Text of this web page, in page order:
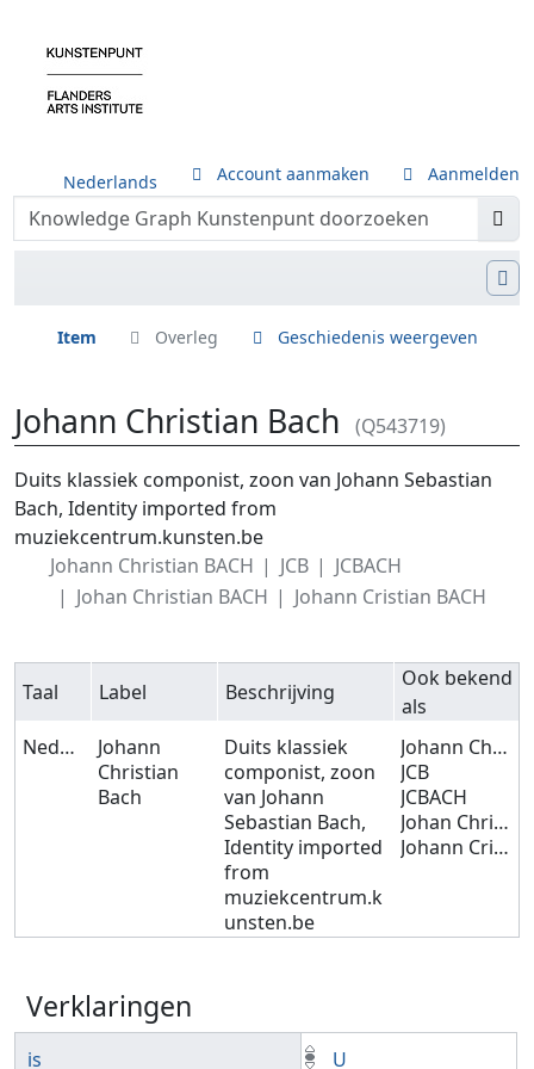
Nederlands Account aanmaken Aanmelden
Item Overleg Geschiedenis weergeven
Johann Christian Bach (Q543719)
Ga naar:navigatie,zoeken
Duits klassiek componist, zoon van Johann Sebastian
Bach, Identity imported from
muziekcentrum.kunsten.be
Johann Christian BACH
JCB
JCBACH
Johan Christian BACH
Johann Cristian BACH
Taal Label Beschrijving
Ook bekend
als
Nederlands
Johann
Christian
Bach
Duits klassiek
componist, zoon
van Johann
Sebastian Bach,
Identity imported
from
muziekcentrum.k
unsten.be
Johann Christian BACH
JCB
JCBACH
Johan Christian BACH
Johann Cristian BACH
Verklaringen
is
U